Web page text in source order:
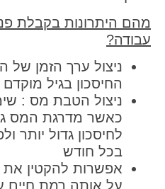
מהם היתרונות בקבלת
עבודה?
ניצול ערך הזמן של
החיסכון בגיל מוקדם
ניצול הטבת מס :
כאשר מדרגת המס
לחיסכון גדול יותר
בכל חודש
אפשרות להקטין
על אותה רמת חיים